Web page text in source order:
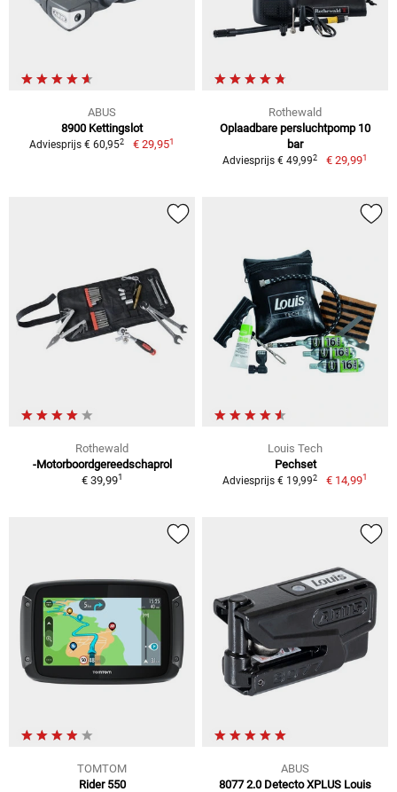
ABUS
8900 Kettingslot
Adviesprijs € 60,952 € 29,951
Rothewald
Oplaadbare persluchtpomp 10
bar
Adviesprijs € 49,992 € 29,991
Rothewald
-Motorboordgereedschaprol
€ 39,991
Louis Tech
Pechset
Adviesprijs € 19,992 € 14,991
TOMTOM
Rider 550
ABUS
8077 2.0 Detecto XPLUS Louis